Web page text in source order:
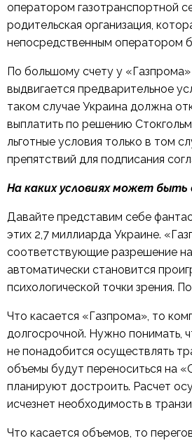
оператором газотранспортной
родительская организация,
непосредственным оператором
По большому счету у «Газпрома»
выдвигается предварительное
таком случае Украина должна
выплатить по решению
льготные условия только в том
препятствий для подписания
На каких условиях может
Давайте представим себе
этих 2,7 миллиарда Украине.
соответствующие разрешение
автоматически становится
психологической точки зрения.
Что касается «Газпрома», то
долгосрочной. Нужно понимать,
не понадобится осуществлять
объемы будут переноситься на
планируют достроить. Расчет
исчезнет необходимость в
Что касается объемов, то